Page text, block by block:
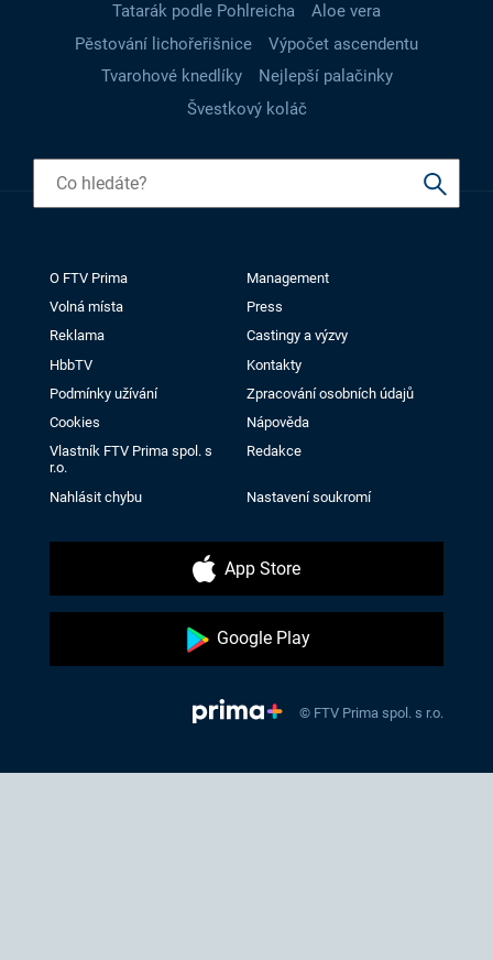
Tatarák podle Pohlreicha
Aloe vera
Pěstování lichořeřišnice
Výpočet ascendentu
Tvarohové knedlíky
Nejlepší palačinky
Švestkový koláč
O FTV Prima
Management
Volná místa
Press
Reklama
Castingy a výzvy
HbbTV
Kontakty
Podmínky užívání
Zpracování osobních údajů
Cookies
Nápověda
Vlastník FTV Prima spol. s
r.o.
Redakce
Nahlásit chybu Nastavení soukromí
App Store
Google Play
© FTV Prima spol. s r.o.